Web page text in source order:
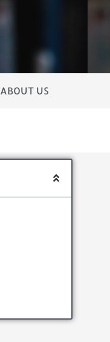
ABOUT US